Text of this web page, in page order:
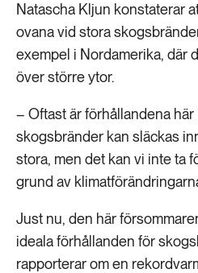
Natascha Kljun konstaterar
ovana vid stora
exempel i Nordamerika, där
över större ytor.
– Oftast är förhållandena
skogsbränder kan släckas
stora, men det kan vi inte ta
grund av
Just nu, den här
ideala förhållanden för
rapporterar om en